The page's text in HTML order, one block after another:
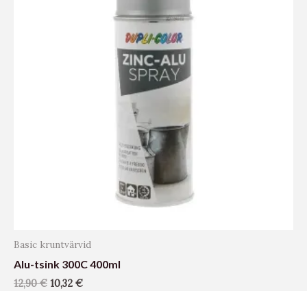
Basic kruntvärvid
Alu-tsink 300C 400ml
12,90€ 10,32 €